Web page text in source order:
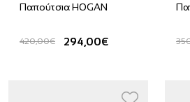
Παπούτσια HOGAN
420,00€ 294,00€